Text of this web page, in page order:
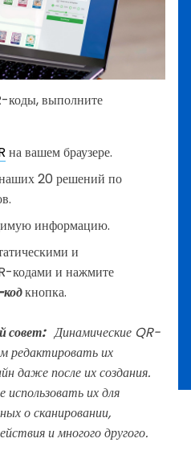
коды, выполните
на вашем браузере.
20 решений по
информацию.
и
кодами и нажмите
кнопка.
совет: Динамические QR-
редактировать их
даже после их создания.
их для
о сканировании,
и многого другого.